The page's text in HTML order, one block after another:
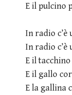
E il pulcino
In radio c’è
In radio c’è
E il
E il gallo
E la gallina